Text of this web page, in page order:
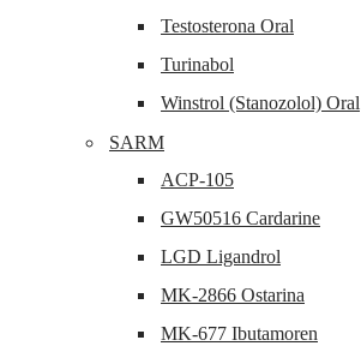
Testosterona Oral
Turinabol
Winstrol (Stanozolol) Oral
SARM
ACP-105
GW50516 Cardarine
LGD Ligandrol
MK-2866 Ostarina
MK-677 Ibutamoren